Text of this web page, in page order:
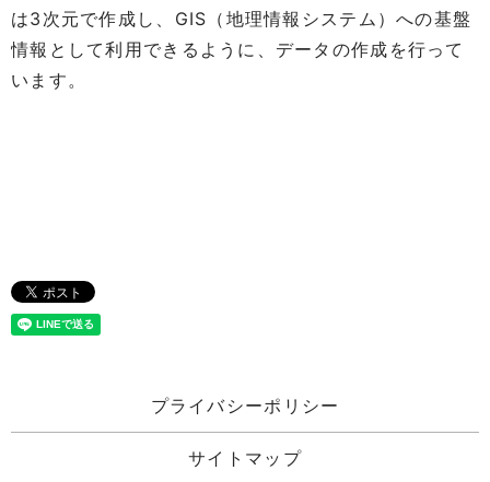
は3次元で作成し、GIS（地理情報システム）への基盤
情報として利用できるように、データの作成を行って
います。
プライバシーポリシー
サイトマップ